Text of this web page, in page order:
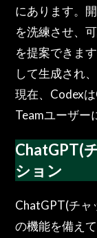
にあります。
を洗練させ、
を提案できま
して生成され
現在、Codex
Teamユーザー
ChatGPT(
ション
ChatGPT(チャ
の機能を備え